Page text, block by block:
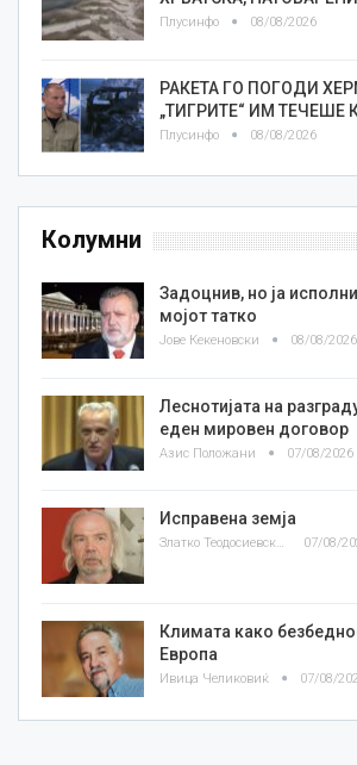
Плусинфо 08/08/2026
РАКЕТА ГО ПОГОДИ
„ТИГРИТЕ“ ИМ ТЕЧЕШЕ
Плусинфо 08/08/2026
Колумни
Задоцнив, но ја
мојот татко
Јове Кекеновски 08/08/2026
Леснотијата на
еден мировен договор
Азис Положани 07/08/2026
Исправена земја
Златко Теодосиевски 07/08/
Климата како
Европа
Ивица Челиковиќ 07/08/